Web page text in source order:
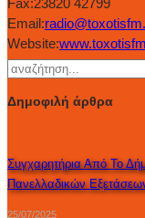
Fax:23820 42799
Email:
Website:
Δημοφιλή άρθρα
Συγχαρητήρια Από Το
Πανελλαδικών
25/07/2025